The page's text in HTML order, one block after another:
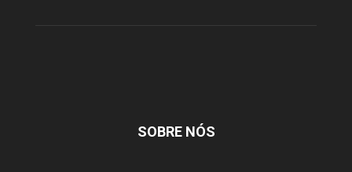
SOBRE NÓS